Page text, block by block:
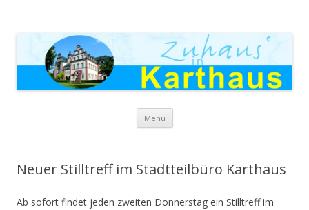
Menu Skip to content
Neuer Stilltreff im Stadtteilbüro Karthaus
Ab sofort findet jeden zweiten Donnerstag ein Stilltreff im